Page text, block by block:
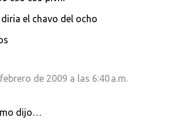
el chavo del ocho
de 2009 a las 6:40 a.m.
dijo…